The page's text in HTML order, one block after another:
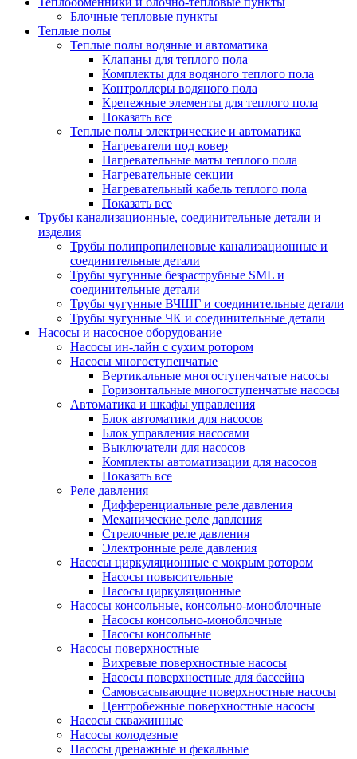
Блочные тепловые пункты
Теплые полы
Теплые полы водяные и автоматика
Клапаны для теплого пола
Комплекты для водяного теплого пола
Контроллеры водяного пола
Крепежные элементы для теплого пола
Показать все
Теплые полы электрические и автоматика
Нагреватели под ковер
Нагревательные маты теплого пола
Нагревательные секции
Нагревательный кабель теплого пола
Показать все
Трубы канализационные, соединительные детали и
изделия
Трубы полипропиленовые канализационные и
соединительные детали
Трубы чугунные безраструбные SML и
соединительные детали
Трубы чугунные ВЧШГ и соединительные детали
Трубы чугунные ЧК и соединительные детали
Насосы и насосное оборудование
Насосы ин-лайн с сухим ротором
Насосы многоступенчатые
Вертикальные многоступенчатые насосы
Горизонтальные многоступенчатые насосы
Автоматика и шкафы управления
Блок автоматики для насосов
Блок управления насосами
Выключатели для насосов
Комплекты автоматизации для насосов
Показать все
Реле давления
Дифференциальные реле давления
Механические реле давления
Стрелочные реле давления
Электронные реле давления
Насосы циркуляционные с мокрым ротором
Насосы повысительные
Насосы циркуляционные
Насосы консольные, консольно-моноблочные
Насосы консольно-моноблочные
Насосы консольные
Насосы поверхностные
Вихревые поверхностные насосы
Насосы поверхностные для бассейна
Самовсасывающие поверхностные насосы
Центробежные поверхностные насосы
Насосы скважинные
Насосы колодезные
Насосы дренажные и фекальные